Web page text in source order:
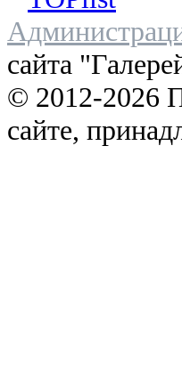
сайта
© 2012-2026
сайте,